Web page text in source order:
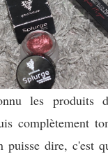
les produits
complètement
puisse dire, c'est